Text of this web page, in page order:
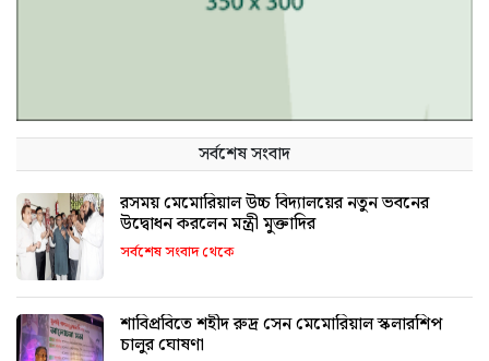
সর্বশেষ সংবাদ
রসময় মেমোরিয়াল উচ্চ বিদ্যালয়ের নতুন ভবনের
উদ্বোধন করলেন মন্ত্রী মুক্তাদির
সর্বশেষ সংবাদ থেকে
শাবিপ্রবিতে শহীদ রুদ্র সেন মেমোরিয়াল স্কলারশিপ
চালুর ঘোষণা